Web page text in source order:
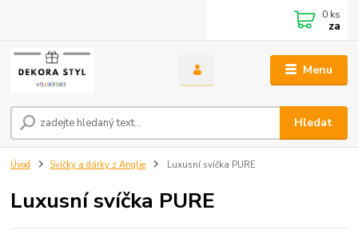
Menu
Hledat
0 ks
za
Úvod Svíčky a dárky z Anglie Luxusní svíčka PURE
Luxusní svíčka PURE